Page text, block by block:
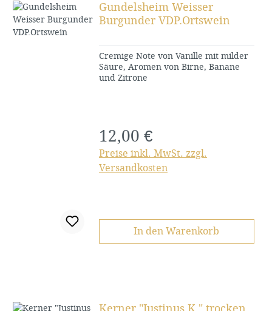
Gundelsheim Weisser
Burgunder VDP.Ortswein
Cremige Note von Vanille mit milder
Säure, Aromen von Birne, Banane
und Zitrone
Regulärer Preis:
12,00 €
Preise inkl. MwSt. zzgl.
Versandkosten
In den Warenkorb